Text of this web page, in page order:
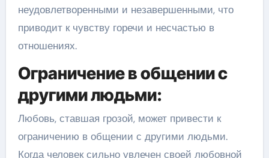
неудовлетворенными и незавершенными, что
приводит к чувству горечи и несчастью в
отношениях.
Ограничение в общении с
другими людьми:
Любовь, ставшая грозой, может привести к
ограничению в общении с другими людьми.
Когда человек сильно увлечен своей любовной